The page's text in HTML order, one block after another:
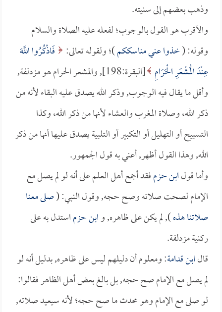
وذهب بعضهم إلى سنيته.
والأقرب هو القول بالوجوب؛ لفعله عليه الصلاة والسلام
وقوله: (خذوا عني مناسككم)؛ ولقوله تعالى:
فَاذْكُرُوا اللَّهَ
عِنْدَ الْمَشْعَرِ الْحَرَامِ
[البقرة:198], والمشعر الحرام هو مزدلفة,
وأقل ما يقال فيه الوجوب, وذكر الله يصدق عليه البقاء لأنه من
ذكر الله، وصلاة المغرب والعشاء لأنها من ذكر الله، وكذا
التسبيح أو التهليل أو التكبير أو التلبية يصدق عليها أنها من ذكر
الله, وهذا القول أظهر, أعني به قول الجمهور.
وأما قولابن حزمفقد أجمع أهل العلم على أنه لو لم يصل مع
الإمام لصحت صلاته وصح حجه, وقول النبي: (صلى معنا
صلاتنا هذه), لم يكن على ظاهره, وابن حزماستدل به على
ركنية مزدلفة.
قالابن قدامة: ومعلوم أن دليلهم ليس على ظاهره, بدليل أنه لو
لم يصل مع الإمام صح حجه, بل بالغ بعض أهل الظاهر فقالوا:
لو صلى مع الإمام وهو محدث ما صح حجه؛ لأنه سيعيد صلاته,